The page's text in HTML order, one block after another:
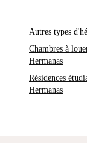
Autres types
Chambres à
Hermanas
Résidences
Hermanas